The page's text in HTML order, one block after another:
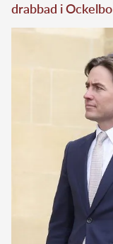
drabbad i Ockelbo